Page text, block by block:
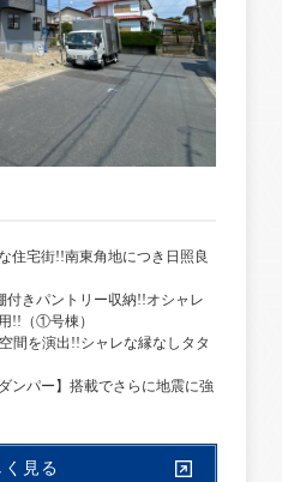
住宅街!!南東角地につき日照良
きパントリー収納!!オシャレ
!!（①号棟）
間を演出!!シャレな縁なしタタ
ンパー】搭載でさらに地震に強
く見る